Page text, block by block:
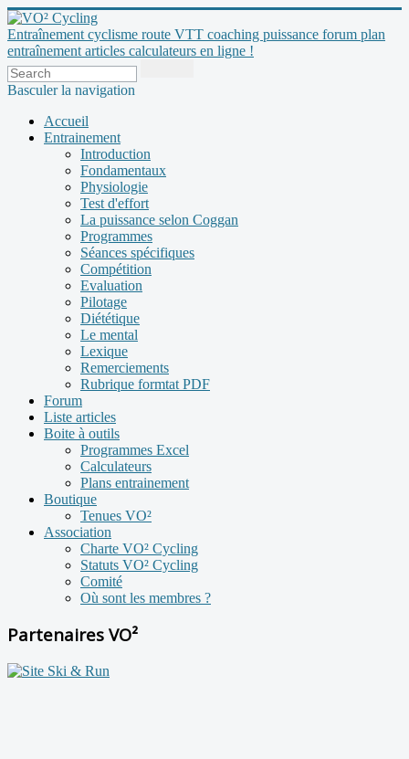
Entraînement cyclisme route VTT coaching puissance forum plan
entraînement articles calculateurs en ligne !
Basculer la navigation
Accueil
Entrainement
Introduction
Fondamentaux
Physiologie
Test d'effort
La puissance selon Coggan
Programmes
Séances spécifiques
Compétition
Evaluation
Pilotage
Diététique
Le mental
Lexique
Remerciements
Rubrique formtat PDF
Forum
Liste articles
Boite à outils
Programmes Excel
Calculateurs
Plans entrainement
Boutique
Tenues VO²
Association
Charte VO² Cycling
Statuts VO² Cycling
Comité
Où sont les membres ?
Partenaires VO²